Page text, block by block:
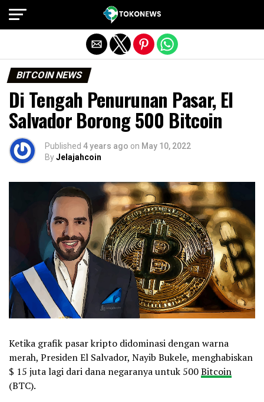
BITCOIN NEWS
Di Tengah Penurunan Pasar, El
Salvador Borong 500 Bitcoin
Published 4 years ago on May 10, 2022
ByJelajahcoin
Ketika grafik pasar kripto didominasi dengan warna
merah, Presiden El Salvador, Nayib Bukele, menghabiskan
$ 15 juta lagi dari dana negaranya untuk 500Bitcoin
(BTC).
Exit mobile version